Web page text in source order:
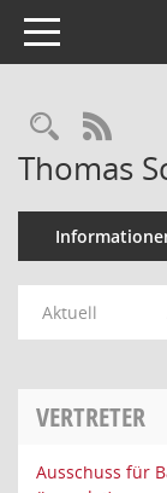
Toggle navigation
Thomas
Aktuell
VERTRETER
Ausschuss für